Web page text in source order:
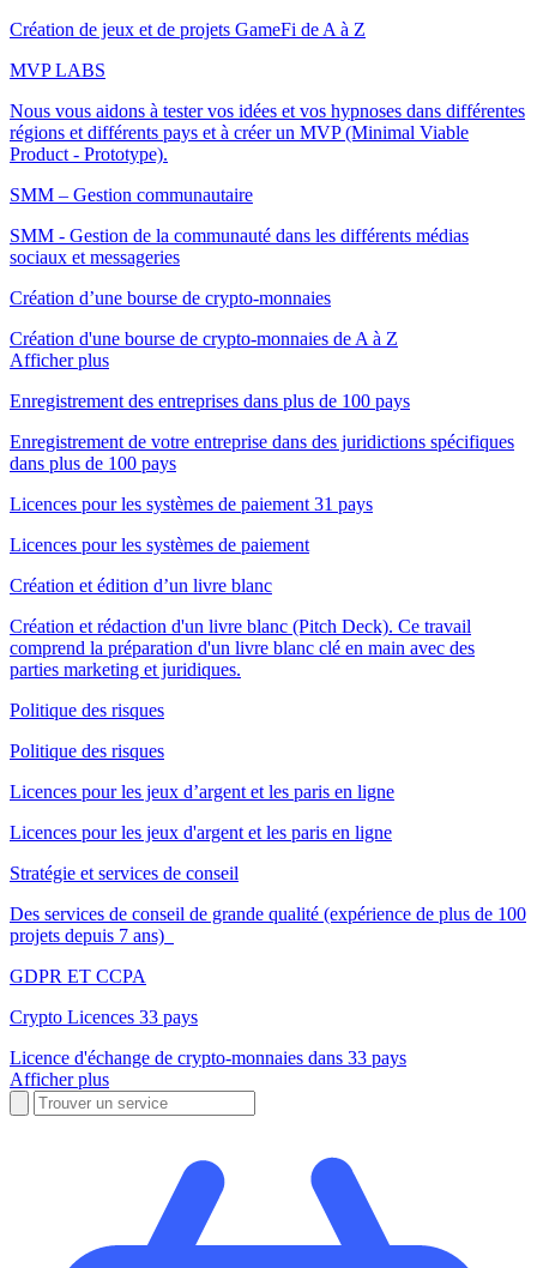
Création de jeux et de projets GameFi de A à Z
MVP LABS
Nous vous aidons à tester vos idées et vos hypnoses dans différentes
régions et différents pays et à créer un MVP (Minimal Viable
Product - Prototype).
SMM – Gestion communautaire
SMM - Gestion de la communauté dans les différents médias
sociaux et messageries
Création d’une bourse de crypto-monnaies
Création d'une bourse de crypto-monnaies de A à Z
Afficher plus
Enregistrement des entreprises dans plus de 100 pays
Enregistrement de votre entreprise dans des juridictions spécifiques
dans plus de 100 pays
Licences pour les systèmes de paiement 31 pays
Licences pour les systèmes de paiement
Création et édition d’un livre blanc
Création et rédaction d'un livre blanc (Pitch Deck). Ce travail
comprend la préparation d'un livre blanc clé en main avec des
parties marketing et juridiques.
Politique des risques
Politique des risques
Licences pour les jeux d’argent et les paris en ligne
Licences pour les jeux d'argent et les paris en ligne
Stratégie et services de conseil
Des services de conseil de grande qualité (expérience de plus de 100
projets depuis 7 ans)
GDPR ET CCPA
Crypto Licences 33 pays
Licence d'échange de crypto-monnaies dans 33 pays
Afficher plus